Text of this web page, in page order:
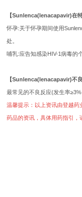
【Sunlenca(lenacapavir)在
怀孕:关于怀孕期间使用
处。
哺乳:应告知感染HIV-1病毒的
【Sunlenca(lenacapavir)不良
最常见的不良反应(发生率
温馨提示：以上资讯由登越
药品的资讯，具体用药指引，